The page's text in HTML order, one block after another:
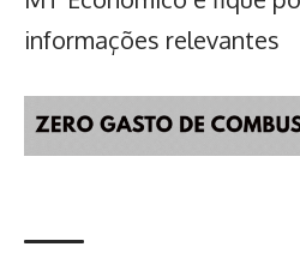
informações relevantes